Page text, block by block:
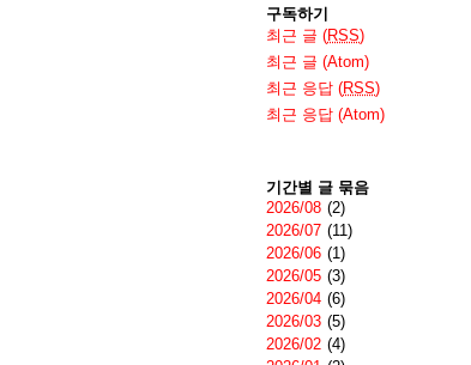
구독하기
최근 글 (RSS)
최근 글 (Atom)
최근 응답 (RSS)
최근 응답 (Atom)
기간별 글 묶음
2026/08 (2)
2026/07 (11)
2026/06 (1)
2026/05 (3)
2026/04 (6)
2026/03 (5)
2026/02 (4)